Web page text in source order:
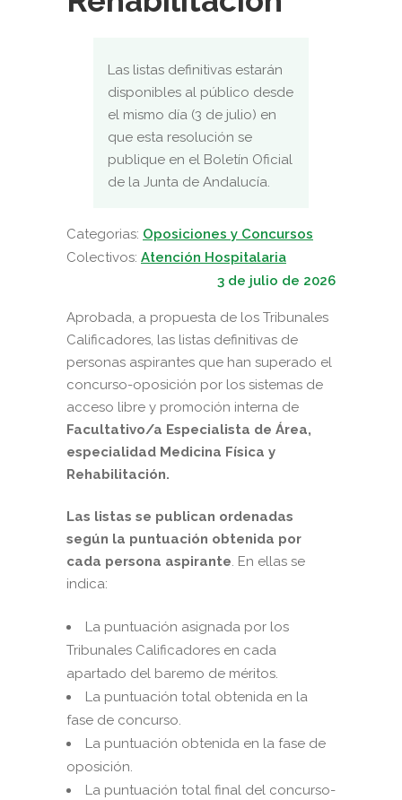
Las listas definitivas estarán
disponibles al público desde
el mismo día (3 de julio) en
que esta resolución se
publique en el Boletín Oficial
de la Junta de Andalucía.
Categorias: Oposiciones y Concursos
Colectivos: Atención Hospitalaria
3 de julio de 2026
Aprobada, a propuesta de los Tribunales
Calificadores, las listas definitivas de
personas aspirantes que han superado el
concurso-oposición por los sistemas de
acceso libre y promoción interna de
Facultativo/a Especialista de Área,
especialidad Medicina Física y
Rehabilitación.
Las listas se publican ordenadas
según la puntuación obtenida por
cada persona aspirante. En ellas se
indica:
La puntuación asignada por los
Tribunales Calificadores en cada
apartado del baremo de méritos.
La puntuación total obtenida en la
fase de concurso.
La puntuación obtenida en la fase de
oposición.
La puntuación total final del concurso-